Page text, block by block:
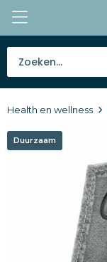
Tassen
Caps en mutsen
Drinkwaren
Health en wellness
Duurzaam